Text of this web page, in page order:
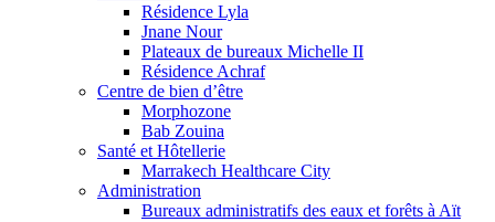
Résidence Lyla
Jnane Nour
Plateaux de bureaux Michelle II
Résidence Achraf
Centre de bien d’être
Morphozone
Bab Zouina
Santé et Hôtellerie
Marrakech Healthcare City
Administration
Bureaux administratifs des eaux et forêts à Aït